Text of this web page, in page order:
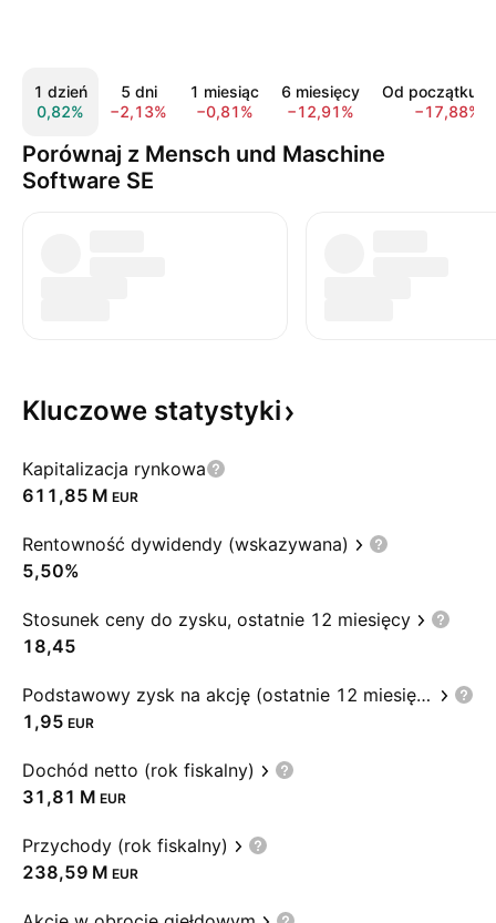
1 dzień
0,82%
5 dni
−2,13%
1 miesiąc
−0,81%
6 miesięcy
−12,91%
Od początku
−17,88%
Porównaj z Mensch und Maschine
Software SE
Kluczowe statystyki
Kapitalizacja rynkowa
‪611,85 M‬ EUR
Rentowność dywidendy (wskazywana)
5,50%
Stosunek ceny do zysku, ostatnie 12 miesięcy
18,45
Podstawowy zysk na akcję (ostatnie 12 miesięcy)
1,95 EUR
Dochód netto (rok fiskalny)
‪31,81 M‬ EUR
Przychody (rok fiskalny)
‪238,59 M‬ EUR